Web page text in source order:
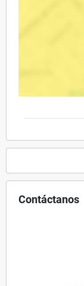
Contáctanos